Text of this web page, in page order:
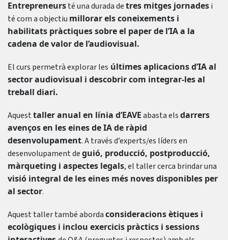
Entrepreneursté una durada detres mitges jornadesi
té com a objectiu millorar els coneixements i
habilitats pràctiques sobre el paper de l’IA a la
cadena de valor de l’audiovisual.
El curs permetrà explorar les últimes aplicacions d’IA al
sector audiovisual i descobrir com integrar-les al
treball diari.
Aquesttaller anual en línia d’EAVEabasta elsdarrers
avenços en les eines de IA de ràpid
desenvolupament. A través d’experts/es líders en
desenvolupament deguió, producció, postproducció,
màrqueting i aspectes legals, el taller cerca brindar una
visió integral de les eines més noves disponibles per
al sector.
Aquest taller també abordaconsideracions ètiques i
ecològiques i inclou exercicis pràctics i sessions